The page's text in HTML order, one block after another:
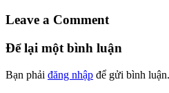
Leave a Comment
Để lại một bình luận
Bạn phải đăng nhập để gửi bình luận.